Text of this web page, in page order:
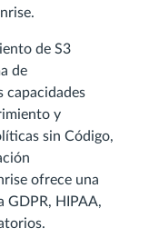
de S3
de
capacidades
y
sin Código,
ofrece una
GDPR, HIPAA,